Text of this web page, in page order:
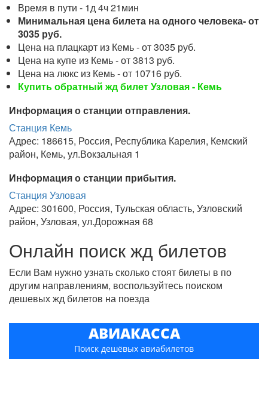
Время в пути - 1д 4ч 21мин
Минимальная цена билета на одного человека- от
3035 руб.
Цена на плацкарт из Кемь - от 3035 руб.
Цена на купе из Кемь - от 3813 руб.
Цена на люкс из Кемь - от 10716 руб.
Купить обратный жд билет Узловая - Кемь
Информация о станции отправления.
Станция Кемь
Адрес: 186615, Россия, Республика Карелия, Кемский
район, Кемь, ул.Вокзальная 1
Информация о станции прибытия.
Станция Узловая
Адрес: 301600, Россия, Тульская область, Узловский
район, Узловая, ул.Дорожная 68
Онлайн поиск жд билетов
Если Вам нужно узнать сколько стоят билеты в по
другим направлениям, воспользуйтесь поиском
дешевых жд билетов на поезда
АВИАКАССА
Поиск дешёвых авиабилетов